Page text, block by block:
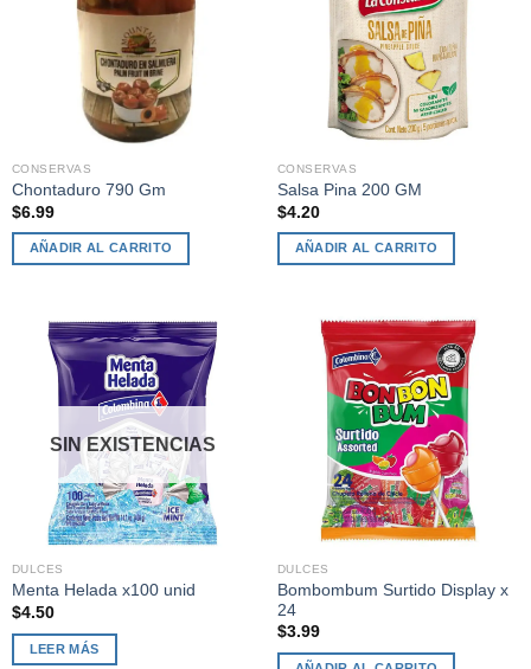
CONSERVAS
Chontaduro 790 Gm
$6.99
AÑADIR AL CARRITO
CONSERVAS
Salsa Pina 200 GM
$4.20
AÑADIR AL CARRITO
SIN EXISTENCIAS
DULCES
Menta Helada x100 unid
$4.50
LEER MÁS
DULCES
Bombombum Surtido Display x
24
$3.99